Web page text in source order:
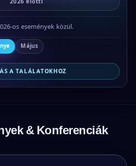
2026 előtti
os események közül.
Május
A TALÁLATOKHOZ
& Konferenciák